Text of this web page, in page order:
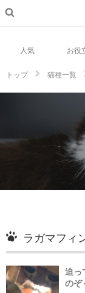
人気 お役
トップ 猫種一覧
ラガマフィ
迫っ
のぞ